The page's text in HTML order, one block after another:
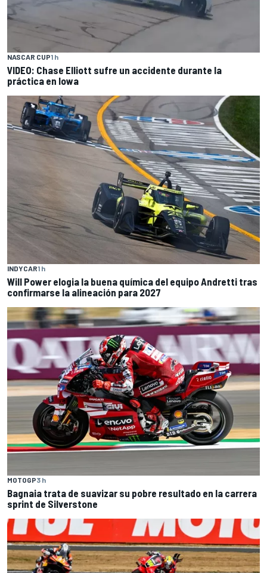
NASCAR CUP1 h
VIDEO: Chase Elliott sufre un accidente durante la
práctica en Iowa
INDYCAR1 h
Will Power elogia la buena química del equipo Andretti tras
confirmarse la alineación para 2027
MOTOGP3 h
Bagnaia trata de suavizar su pobre resultado en la carrera
sprint de Silverstone